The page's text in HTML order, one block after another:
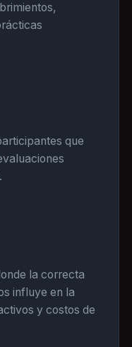
que
la correcta
influye en la
y costos de